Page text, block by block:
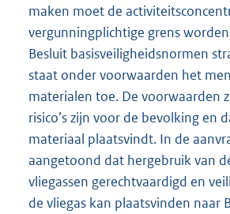
maken moet de
vergunningplichtige grens
Besluit basisveiligheidsnormen
staat onder voorwaarden het
materialen toe. De voorwaarden
risico’s zijn voor de bevolking en
materiaal plaatsvindt. In de
aangetoond dat hergebruik van
vliegassen gerechtvaardigd en
de vliegas kan plaatsvinden naar